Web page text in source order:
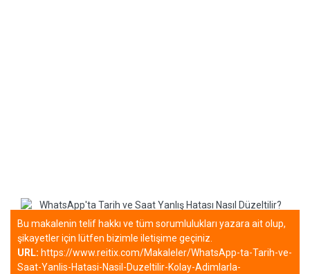
Bu makalenin telif hakkı ve tüm sorumlulukları yazara ait olup,
şikayetler için lütfen bizimle iletişime geçiniz.
URL: https://www.reitix.com/Makaleler/WhatsApp-ta-Tarih-ve-
Saat-Yanlis-Hatasi-Nasil-Duzeltilir-Kolay-Adimlarla-